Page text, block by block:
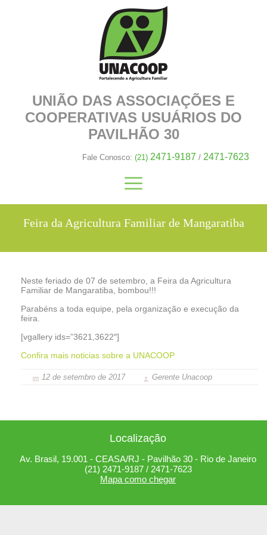
UNIÃO DAS ASSOCIAÇÕES E
COOPERATIVAS USUÁRIOS DO
PAVILHÃO 30
Fale Conosco: (21) 2471-9187 / 2471-7623
Feira da Agricultura Familiar de Mangaratiba
Neste feriado de 07 de setembro, a Feira da Agricultura
Familiar de Mangaratiba, bombou!!!
Parabéns a toda equipe, pela organização e execução da
feira.
[vgallery ids=”3621,3622″]
Confira mais noticias sobre a UNACOOP
12 de setembro de 2017 Gerente Unacoop
Localização
Av. Brasil, 19.001 - CEASA/RJ - Pavilhão 30 - Rio de Janeiro
(21) 2471-9187 / 2471-7623
Mapa como chegar